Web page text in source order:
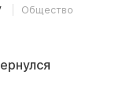
Общество